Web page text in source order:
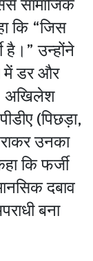
सामाजिक
कि “जिस
है।” उन्होंने
में डर और
अखिलेश
(पिछड़ा,
उनका
कि फर्जी
दबाव
बना